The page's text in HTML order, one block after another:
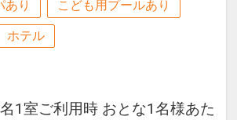
前に広がる「タイガービー
に面し、西海岸でも数少な
月～１０月
）
和食・洋食・ＢＢＱからお
あり こども用プールあり
ホテル
名1室ご利用時 おとな1名様あた